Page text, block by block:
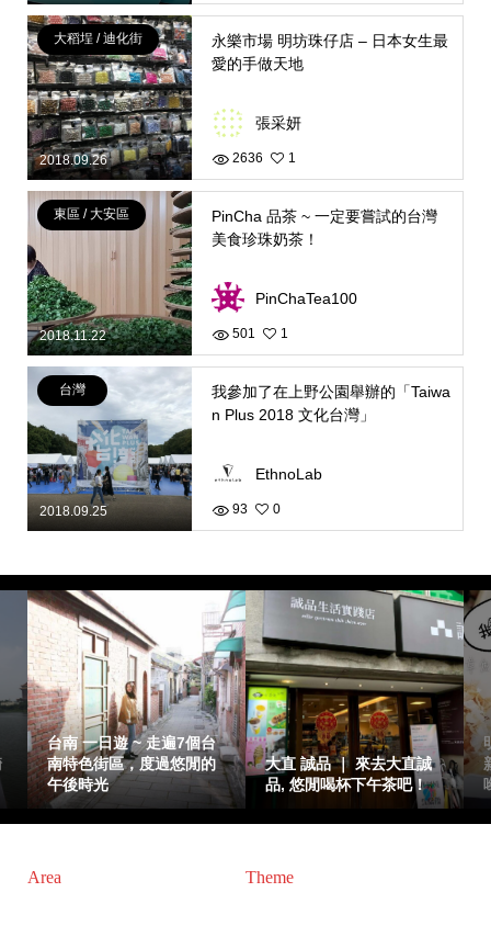
2018.09.26
大稻埕 / 迪化街
永樂市場 明坊珠仔店 – 日本女生最
愛的手做天地
張采妍
2636 1
2018.11.22
東區 / 大安區
PinCha 品茶 ~ 一定要嘗試的台灣
美食珍珠奶茶！
PinChaTea100
501 1
2018.09.25
台灣
我參加了在上野公園舉辦的「Taiwa
n Plus 2018 文化台灣」
EthnoLab
93 0
台南 一日遊 ~ 走遍7個台
南特色街區，度過悠閒的
午後時光
大直 誠品 ｜ 來去大直誠
品, 悠閒喝杯下午茶吧！
Area Theme